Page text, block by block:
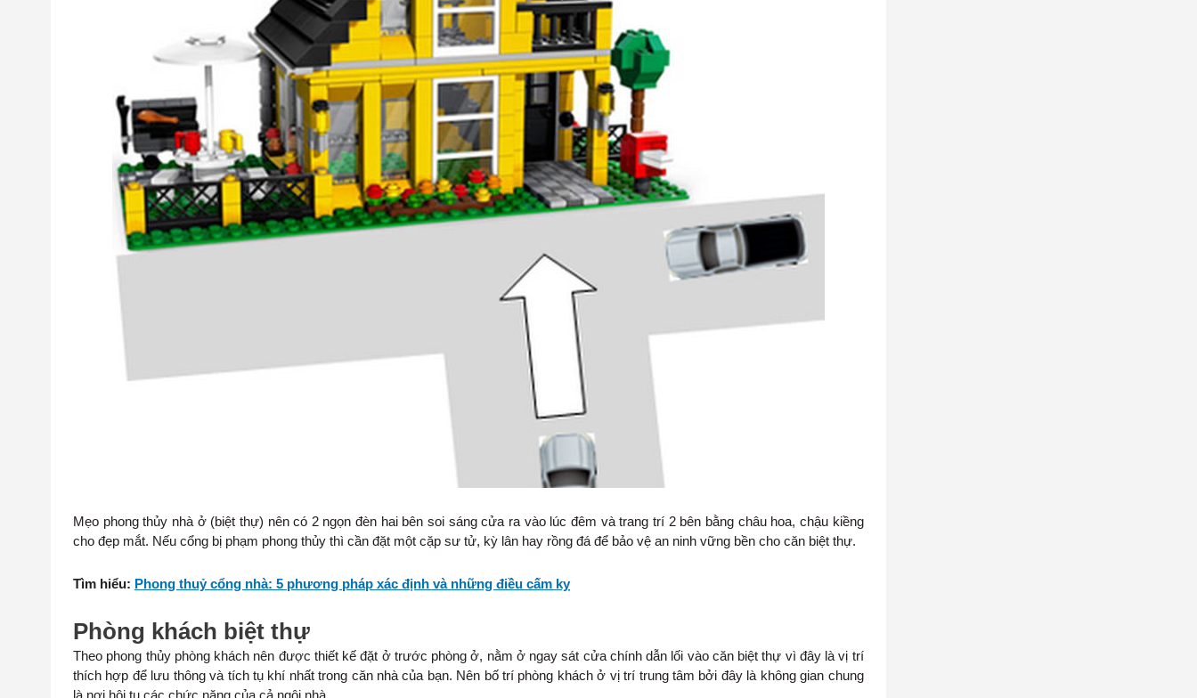
Mẹo phong thủy nhà ở (biệt thự) nên có 2 ngọn đèn hai bên soi sáng cửa ra vào lúc đêm và trang trí 2 bên bằng châu hoa, chậu kiềng
cho đẹp mắt. Nếu cổng bị phạm phong thủy thì cần đặt một cặp sư tử, kỳ lân hay rồng đá để bảo vệ an ninh vững bền cho căn biệt thự.
Tìm hiểu: Phong thuỷ cổng nhà: 5 phương pháp xác định và những điều cấm kỵ
Phòng khách biệt thự
Theo phong thủy phòng khách nên được thiết kế đặt ở trước phòng ở, nằm ở ngay sát cửa chính dẫn lối vào căn biệt thự vì đây là vị trí
thích hợp để lưu thông và tích tụ khí nhất trong căn nhà của bạn. Nên bố trí phòng khách ở vị trí trung tâm bởi đây là không gian chung